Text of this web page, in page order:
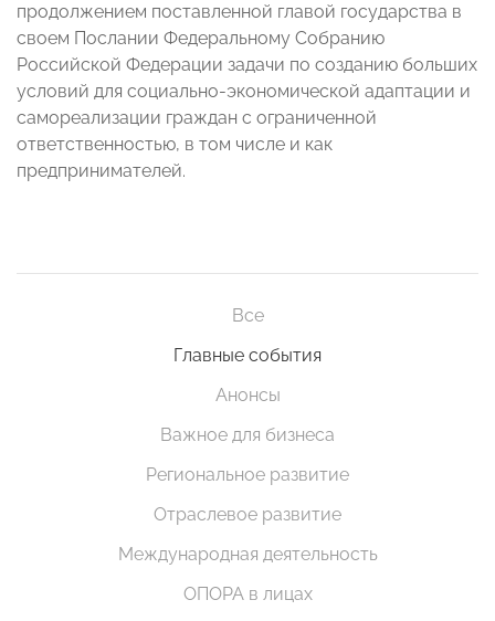
продолжением поставленной главой государства в
своем Послании Федеральному Собранию
Российской Федерации задачи по созданию больших
условий для социально-экономической адаптации и
самореализации граждан с ограниченной
ответственностью, в том числе и как
предпринимателей.
Все
Главные события
Анонсы
Важное для бизнеса
Региональное развитие
Отраслевое развитие
Международная деятельность
ОПОРА в лицах